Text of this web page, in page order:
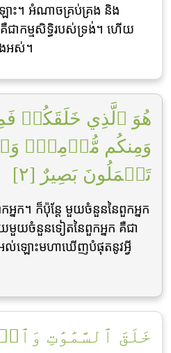
ោះ។ អំណាចគ្រប់គ្រង និង
ជាកម្មសិទ្ធិរបស់ទ្រង់។ ហើយ
ងអស់។
هُوَ ٱلَّذِي خَلَقَكُمۡ
وَمِنكُم مُّؤۡمِنٞۚ
تَعۡمَلُونَ بَصِيرٌ [٢]
អ្នក។ ក៏ប៉ុន្តែ មួយចំនួននៃពួកអ្នក
មួយចំនួនទៀតនៃពួកអ្នក គឺជា
ល់ឡោះមហាឃើញបំផុតនូវអ្វី
خَلَقَ ٱلسَّمَٰوَٰتِ